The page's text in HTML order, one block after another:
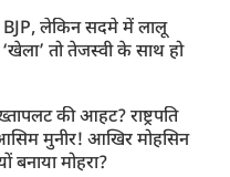
BJP, लेकिन सदमे में लालू
तो तेजस्वी के साथ हो
की आहट? राष्ट्रपति
मुनीर! आखिर मोहसिन
बनाया मोहरा?